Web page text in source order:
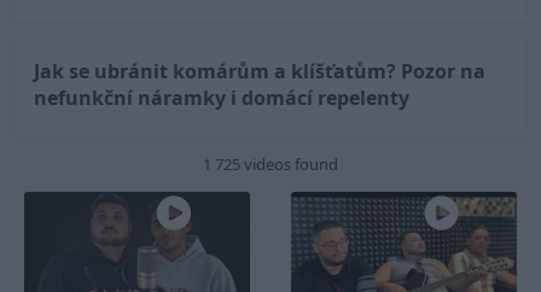
Jak se ubránit komárům a klíšťatům? Pozor na
nefunkční náramky i domácí repelenty
1 725 videos found